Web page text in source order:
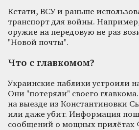
Кстати, ВСУ и раньше
транспорт для войны.
оружие на передовую не раз
"Новой почты".
Что с главкомом?
Украинские паблики устроили
Они "потеряли" своего
на выезде из Константиновки
или даже убит. Информация
сообщений о мощных прилётах